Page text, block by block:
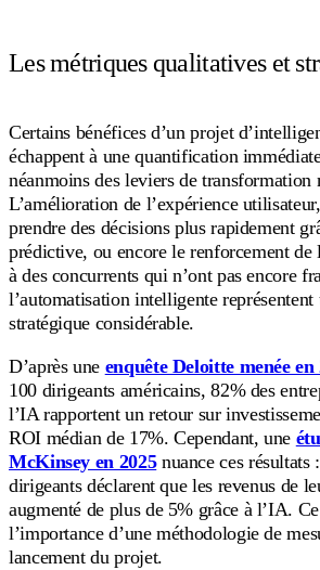
Les métriques qualitatives et
Certains bénéfices d’un projet
échappent à une quantification
néanmoins des leviers de transformation
L’amélioration de l’expérience
prendre des décisions plus rapidement
prédictive, ou encore le renforcement
à des concurrents qui n’ont pas encore
l’automatisation intelligente représentent
stratégique considérable.
D’après une enquête Deloitte menée en
100 dirigeants américains, 82% des
l’IA rapportent un retour sur
ROI médian de 17%. Cependant, une
McKinsey en 2025nuance ces résultats
dirigeants déclarent que les revenus de
augmenté de plus de 5% grâce à l’IA.
l’importance d’une méthodologie de
lancement du projet.